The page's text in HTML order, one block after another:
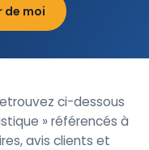
de moi
ci-dessous
» référencés à
avis clients et